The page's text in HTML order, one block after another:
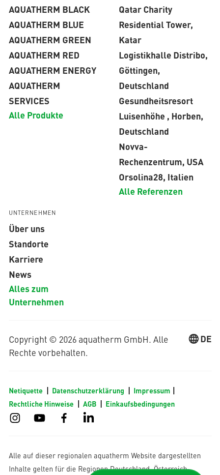
AQUATHERM BLACK
AQUATHERM BLUE
AQUATHERM GREEN
AQUATHERM RED
AQUATHERM ENERGY
AQUATHERM
SERVICES
Alle Produkte
Qatar Charity
Residential Tower,
Katar
Logistikhalle Distribo,
Göttingen,
Deutschland
Gesundheitsresort
Luisenhöhe , Horben,
Deutschland
Novva-
Rechenzentrum, USA
Orsolina28, Italien
Alle Referenzen
UNTERNEHMEN
Über uns
Standorte
Karriere
News
Alles zum
Unternehmen
Copyright © 2026 aquatherm GmbH. Alle
Rechte vorbehalten.
DE
Netiquette Datenschutzerklärung
Impressum
Rechtliche Hinweise
AGB Einkaufsbedingungen
Alle auf dieser regionalen aquatherm Website dargestellten
Inhalte gelten für die Regionen Deutschland, Österreich,